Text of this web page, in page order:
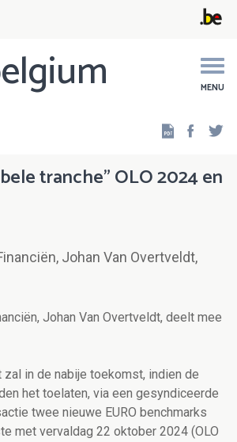
MENU
tranche" OLO 2024 en
Johan Van Overtveldt,
Johan Van Overtveldt, deelt mee
zal in de nabije toekomst, indien de
het toelaten, via een gesyndiceerde
twee nieuwe EURO benchmarks
met vervaldag 22 oktober 2024 (OLO